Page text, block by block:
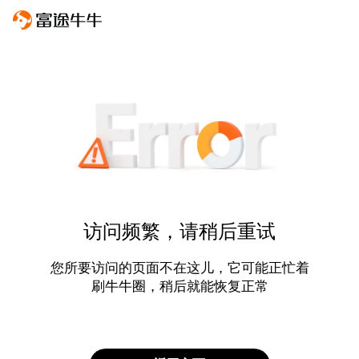
访问频繁，请稍后重试
您所要访问的页面不在这儿，它可能正忙着
刷牛牛圈，稍后就能恢复正常